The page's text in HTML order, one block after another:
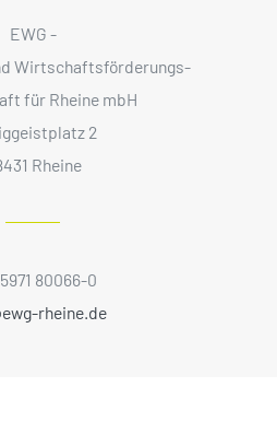
EWG -
Wirtschaftsförderungs­
für Rheine mbH
2
Rheine
80066-0
rheine.de